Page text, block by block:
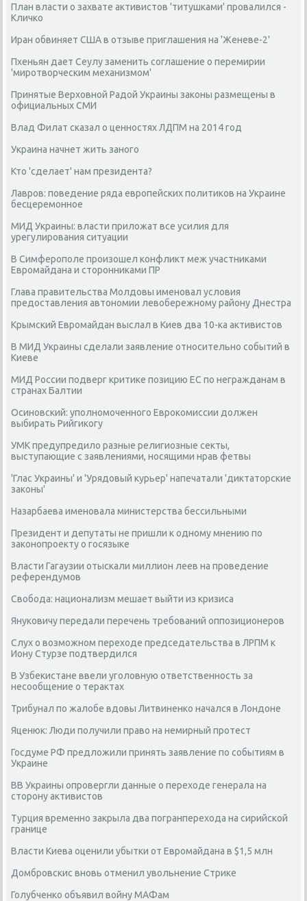
План власти о захвате активистов 'титушками' провалился -
Кличко
Иран обвиняет США в отзыве приглашения на 'Женеве-2'
Пхеньян дает Сеулу заменить соглашение о перемирии
'миротворческим механизмом'
Принятые Верховной Радой Украины законы размещены в
официальных СМИ
Влад Филат сказал о ценностях ЛДПМ на 2014 год
Украина начнет жить заного
Кто 'сделает' нам президента?
Лавров: поведение ряда европейских политиков на Украине
бесцеремонное
МИД Украины: власти приложат все усилия для
урегулирования ситуации
В Симферополе произошел конфликт меж участниками
Евромайдана и сторонниками ПР
Глава правительства Молдовы именовал условия
предоставления автономии левобережному району Днестра
Крымский Евромайдан выслал в Киев два 10-ка активистов
В МИД Украины сделали заявление относительно событий в
Киеве
МИД России подверг критике позицию ЕС по негражданам в
странах Балтии
Осиновский: уполномоченного Еврокомиссии должен
выбирать Рийгикогу
УМК предупредило разные религиозные секты,
выступающие с заявлениями, носящими нрав фетвы
'Глас Украины' и 'Урядовый курьер' напечатали 'диктаторские
законы'
Назарбаева именовала министерства бессильными
Президент и депутаты не пришли к одному мнению по
законопроекту о госязыке
Власти Гагаузии отыскали миллион леев на проведение
референдумов
Свобода: национализм мешает выйти из кризиса
Януковичу передали перечень требований оппозиционеров
Слух о возможном переходе председательства в ЛРПМ к
Иону Стурзе подтвердился
В Узбекистане ввели уголовную ответственность за
несообщение о терактах
Трибунал по жалобе вдовы Литвиненко начался в Лондоне
Яценюк: Люди получили право на немирный протест
Госдуме РФ предложили принять заявление по событиям в
Украине
ВВ Украины опровергли данные о переходе генерала на
сторону активистов
Турция временно закрыла два погранперехода на сирийской
границе
Власти Киева оценили убытки от Евромайдана в $1,5 млн
Домбровскис вновь отменил увольнение Стрике
Голубченко объявил войну МАФам